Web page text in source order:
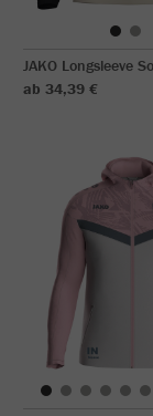
JAKO Longsleeve
ab 34,39 €